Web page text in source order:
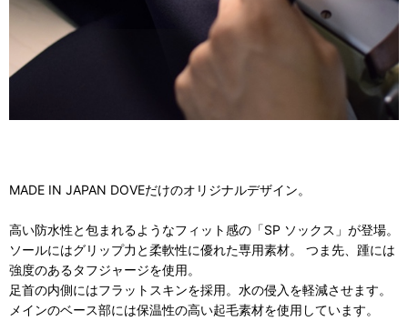
MADE IN JAPAN DOVEだけのオリジナルデザイン。
高い防水性と包まれるようなフィット感の「SP ソックス」が登場。
ソールにはグリップ力と柔軟性に優れた専用素材。 つま先、踵には
強度のあるタフジャージを使用。
足首の内側にはフラットスキンを採用。水の侵入を軽減させます。
メインのベース部には保温性の高い起毛素材を使用しています。